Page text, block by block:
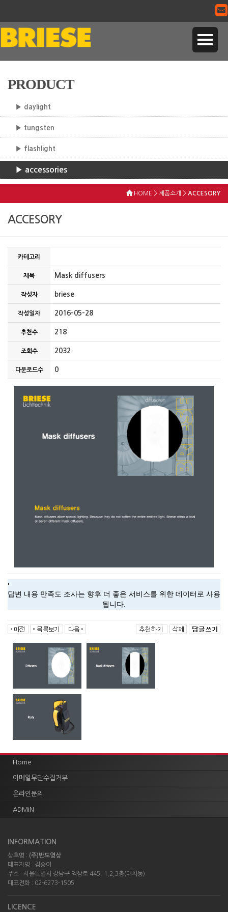
PRODUCT
▶ daylight
▶ tungsten
▶ flashlight
▶ accessories
HOME > 제품소개 > ACCESORY
ACCESORY
카테고리
제목 Mask diffusers
작성자 briese
작성일자 2016-05-28
추천수 218
조회수 2032
다운로드수 0
답변 내용 만족도 조사는 향후 더 좋은 서비스를 위한 데이터로 사용
됩니다.
Home
이메일무단수집거부
온라인문의
ADMIN
INFORMATION
상호명 : (주)반도영상
대표자명 : 김송이
주소 : 서울특별시 강남구 역삼로 445, 1,2,3층(대치동)
대표전화 : 02-6273-1505
LICENCE